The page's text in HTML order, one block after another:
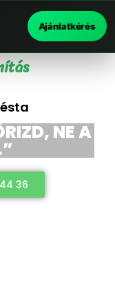
Ajánlatkérés
NE A
36